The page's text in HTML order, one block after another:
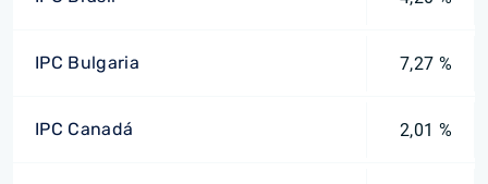
IPC Bulgaria 7,27 %
IPC Canadá 2,01 %